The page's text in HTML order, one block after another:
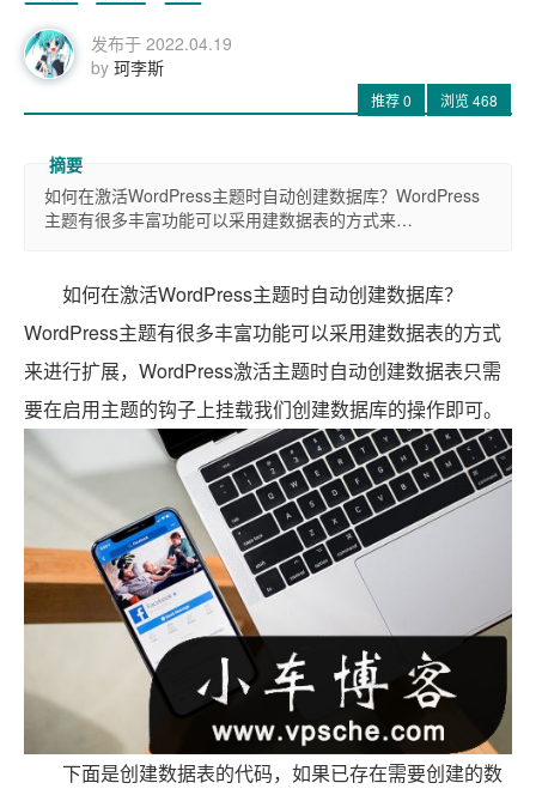
发布于 2022.04.19
by 珂李斯
推荐0 浏览468
如何在激活WordPress主题时自动创建数据库？WordPress
主题有很多丰富功能可以采用建数据表的方式来…
如何在激活WordPress主题时自动创建数据库？
WordPress主题有很多丰富功能可以采用建数据表的方式
来进行扩展，WordPress激活主题时自动创建数据表只需
要在启用主题的钩子上挂载我们创建数据库的操作即可。
下面是创建数据表的代码，如果已存在需要创建的数